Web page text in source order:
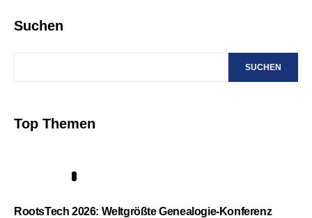
Suchen
SUCHEN
Top Themen
RootsTech 2026: Weltgrößte Genealogie-Konferenz